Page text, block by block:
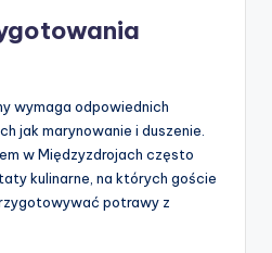
wymaga odpowiednich
jak marynowanie i duszenie.
w Międzyzdrojach często
kulinarne, na których goście
potrawy z